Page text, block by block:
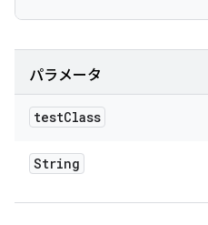
パラメータ
testClass
String